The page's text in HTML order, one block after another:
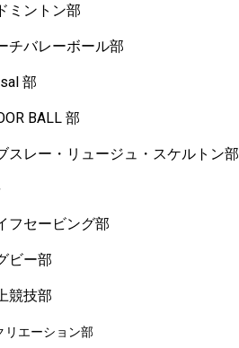
ミントン部
チバレーボール部
部
BALL 部
スレー・リュージュ・スケルトン部
フセービング部
ビー部
競技部
リエーション部